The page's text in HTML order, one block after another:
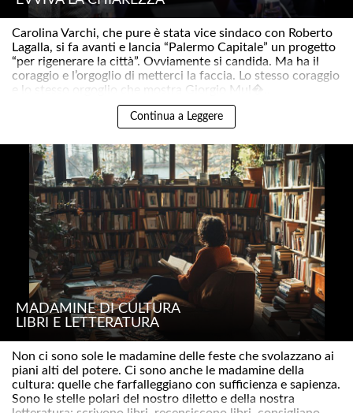
Carolina Varchi, che pure è stata vice sindaco con Roberto
Lagalla, si fa avanti e lancia “Palermo Capitale” un progetto
“per rigenerare la città”. Ovviamente si candida. Ma ha il
coraggio e l’orgoglio di metterci la faccia. Lo stesso coraggio
e lo stesso orgoglio che mostra Giorgio Mul�..
Continua a Leggere
MADAMINE DI CULTURA
LIBRI E LETTERATURA
Non ci sono sole le madamine delle feste che svolazzano ai
piani alti del potere. Ci sono anche le madamine della
cultura: quelle che farfalleggiano con sufficienza e sapienza.
Sono le stelle polari del nostro diletto e della nostra